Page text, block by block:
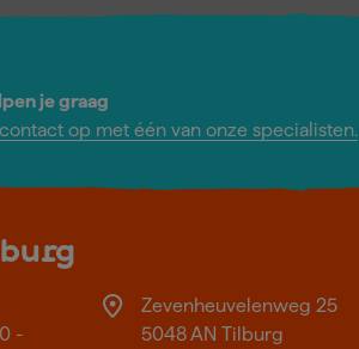
je graag
op met één van onze specialisten.
-
Zevenheuvelenweg 25
5048 AN Tilburg